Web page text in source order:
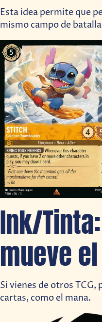
Esta idea permite que
mismo campo de
Ink/
mueve
Si vienes de otros TCG,
cartas, como el mana.